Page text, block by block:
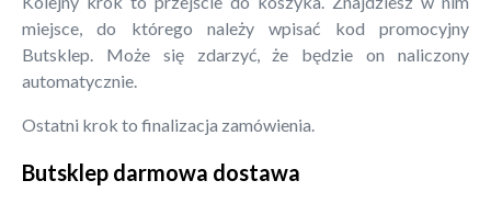
miejsce, do którego należy wpisać kod promocyjny
Butsklep. Może się zdarzyć, że będzie on naliczony
automatycznie.
Ostatni krok to finalizacja zamówienia.
Butsklep darmowa dostawa